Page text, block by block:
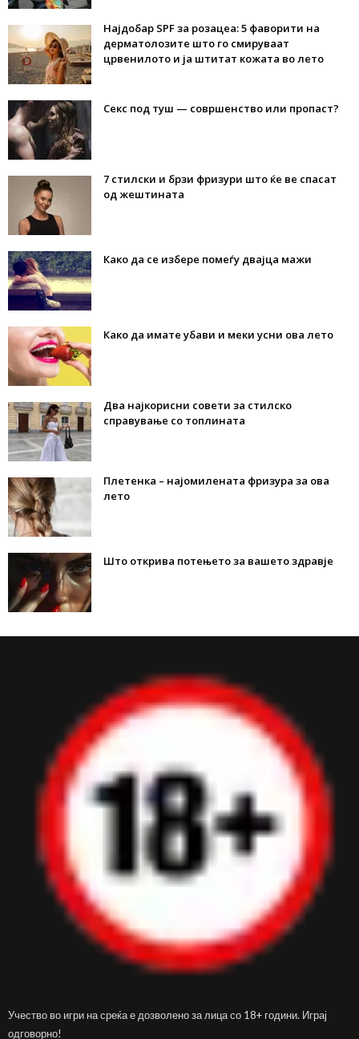
Најдобар SPF за розацеа: 5 фаворити на
дерматолозите што го смируваат
црвенилото и ја штитат кожата во лето
Секс под туш — совршенство или пропаст?
7 стилски и брзи фризури што ќе ве спасат
од жештината
Како да се избере помеѓу двајца мажи
Како да имате убави и меки усни ова лето
Два најкорисни совети за стилско
справување со топлината
Плетенка – најомилената фризура за ова
лето
Што открива потењето за вашето здравје
Учество во игри на среќа е дозволено за лица со 18+ години. Играј
одговорно!